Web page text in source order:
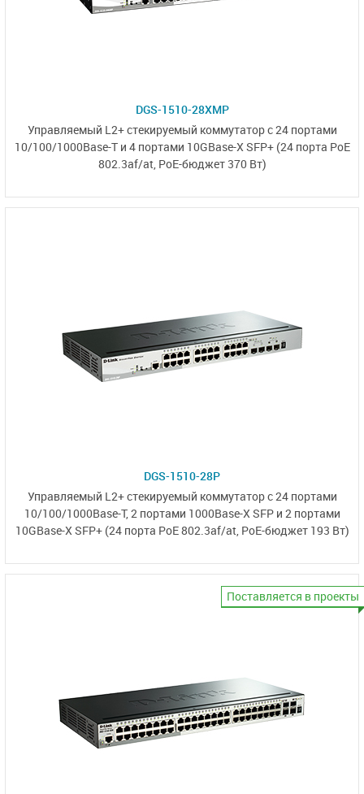
DGS-1510-28XMP
Управляемый L2+ стекируемый коммутатор с 24 портами
10/100/1000Base-Tи 4 портами 10GBase-X SFP+(24 порта PoE
802.3af/at, PoE-бюджет 370 Вт)
DGS-1510-28P
Управляемый L2+ стекируемый коммутаторс 24 портами
10/100/1000Base-T,2 портами 1000Base-X SFPи 2 портами
10GBase-X SFP+ (24 порта PoE 802.3af/at, PoE-бюджет 193 Вт)
Поставляется в проекты